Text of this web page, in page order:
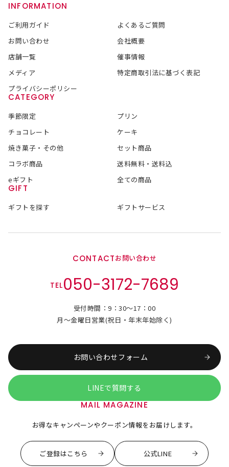
INFORMATION
ご利用ガイド
よくあるご質問
お問い合わせ
会社概要
店舗一覧
催事情報
メディア
特定商取引法に基づく表記
プライバシーポリシー
CATEGORY
季節限定
プリン
チョコレート
ケーキ
焼き菓子・その他
セット商品
コラボ商品
送料無料・送料込
eギフト
全ての商品
GIFT
ギフトを探す ギフトサービス
CONTACTお問い合わせ
TEL050-3172-7689
受付時間：9：30～17：00
月～金曜日営業(祝日・年末年始除く)
お問い合わせフォーム
LINEで質問する
MAIL MAGAZINE
お得なキャンペーンやクーポン情報をお届けします。
ご登録はこちら 公式LINE